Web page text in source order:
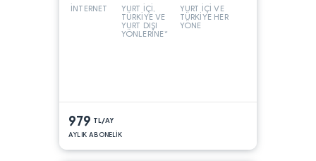
İNTERNET
YURT İÇİ,
TÜRKİYE VE
YURT DIŞI
YÖNLERİNE*
YURT İÇİ VE
TÜRKİYE HER
YÖNE
979 TL/AY
AYLIK ABONELİK